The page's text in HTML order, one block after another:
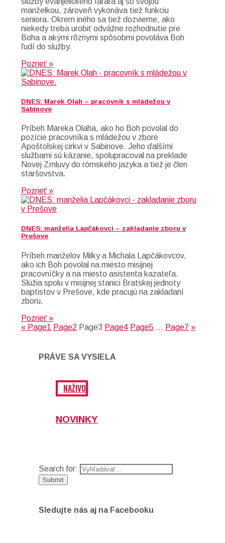
manželkou, zároveň vykonáva tiež funkciu
seniora. Okrem iného sa tiež dozvieme, ako
niekedy treba urobiť odvážne rozhodnutie pre
Boha a akými rôznymi spôsobmi povoláva Boh
ľudí do služby.
Pozrieť »
DNES: Marek Olah – pracovník s mládežou v
Sabinove
Príbeh Mareka Olaha, ako ho Boh povolal do
pozície pracovníka s mládežou v zbore
Apoštolskej cirkvi v Sabinove. Jeho ďalšími
službami sú kázanie, spolupracoval na preklade
Novej Zmluvy do rómskeho jazyka a tiež je člen
staršovstva.
Pozrieť »
DNES: manželia Lapčákovci – zakladanie zboru v
Prešove
Príbeh manželov Milky a Michala Lapčákovcov,
ako ich Boh povolal na miesto misijnej
pracovníčky a na miesto asistenta kazateľa.
Slúžia spolu v misijnej stanici Bratskej jednoty
baptistov v Prešove, kde pracujú na zakladaní
zboru.
Pozrieť »
« Page1 Page2 Page3 Page4 Page5 … Page7 »
PRÁVE SA VYSIELA
NAŽIVO
NOVINKY
Search for:
Sledujte nás aj na Facebooku